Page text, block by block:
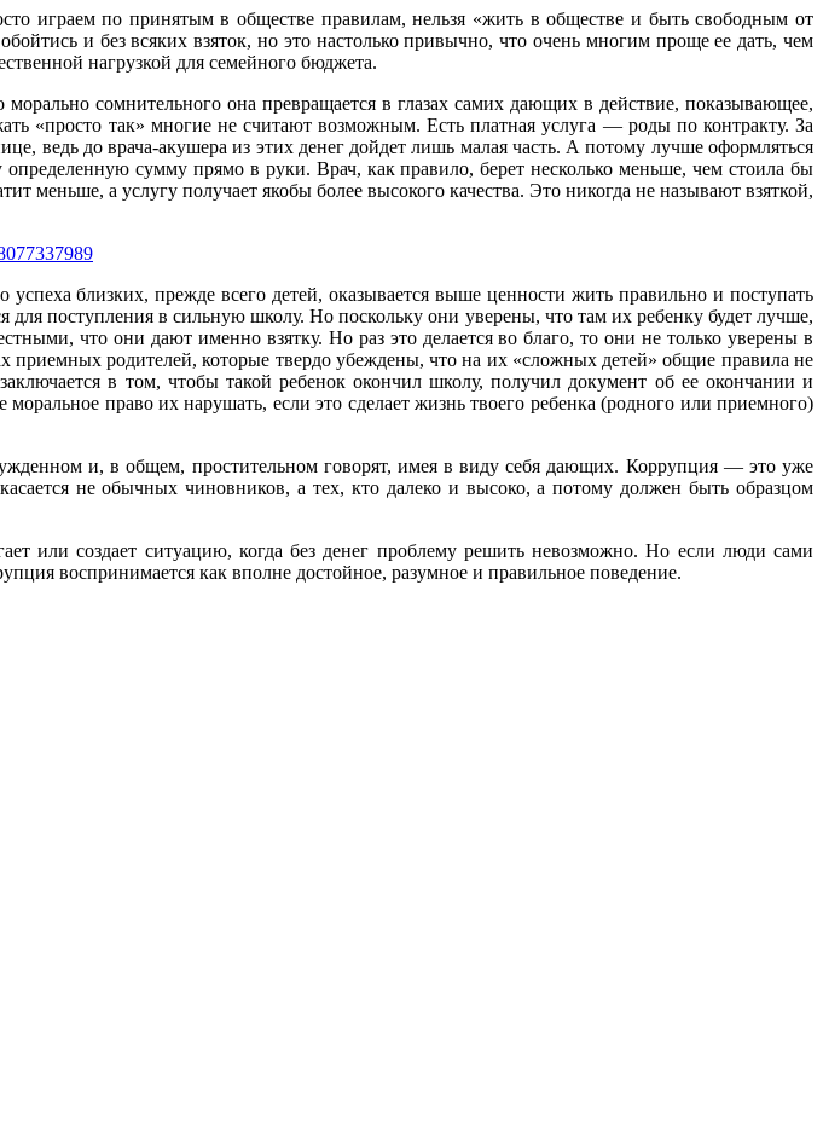
играем по принятым в обществе правилам, нельзя «жить в обществе и быть свободным от
и без всяких взяток, но это настолько привычно, что очень многим проще ее дать, чем
нагрузкой для семейного бюджета.
морально сомнительного она превращается в глазах самих дающих в действие, показывающее,
«просто так» многие не считают возможным. Есть платная услуга — роды по контракту. За
ведь до врача-акушера из этих денег дойдет лишь малая часть. А потому лучше оформляться
сумму прямо в руки. Врач, как правило, берет несколько меньше, чем стоила бы
меньше, а услугу получает якобы более высокого качества. Это никогда не называют взяткой,
близких, прежде всего детей, оказывается выше ценности жить правильно и поступать
поступления в сильную школу. Но поскольку они уверены, что там их ребенку будет лучше,
что они дают именно взятку. Но раз это делается во благо, то они не только уверены в
приемных родителей, которые твердо убеждены, что на их «сложных детей» общие правила не
в том, чтобы такой ребенок окончил школу, получил документ об ее окончании и
право их нарушать, если это сделает жизнь твоего ребенка (родного или приемного)
и, в общем, простительном говорят, имея в виду себя дающих. Коррупция — это уже
не обычных чиновников, а тех, кто далеко и высоко, а потому должен быть образцом
или создает ситуацию, когда без денег проблему решить невозможно. Но если люди сами
воспринимается как вполне достойное, разумное и правильное поведение.